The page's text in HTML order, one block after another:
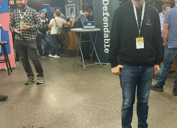
karriere
utdanning
frontend
backend
devops
IoT